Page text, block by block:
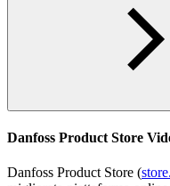
Danfoss Product Store
Danfoss Product Store (